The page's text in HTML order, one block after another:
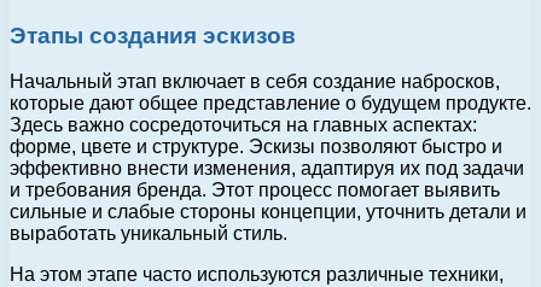
Этапы создания эскизов
Начальный этап включает в себя создание набросков,
которые дают общее представление о будущем продукте.
Здесь важно сосредоточиться на главных аспектах:
форме, цвете и структуре. Эскизы позволяют быстро и
эффективно внести изменения, адаптируя их под задачи
и требования бренда. Этот процесс помогает выявить
сильные и слабые стороны концепции, уточнить детали и
выработать уникальный стиль.
На этом этапе часто используются различные техники,